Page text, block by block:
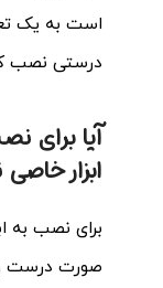
است به یک
درستی نصب
ابزار
برای نصب به
صورت درست و